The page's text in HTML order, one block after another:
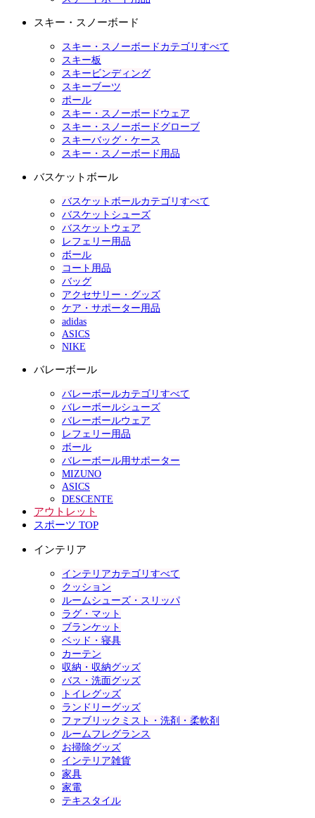
スキー・スノーボード
スキー・スノーボードカテゴリすべて
スキー板
スキービンディング
スキーブーツ
ポール
スキー・スノーボードウェア
スキー・スノーボードグローブ
スキーバッグ・ケース
スキー・スノーボード用品
バスケットボール
バスケットボールカテゴリすべて
バスケットシューズ
バスケットウェア
レフェリー用品
ボール
コート用品
バッグ
アクセサリー・グッズ
ケア・サポーター用品
adidas
ASICS
NIKE
バレーボール
バレーボールカテゴリすべて
バレーボールシューズ
バレーボールウェア
レフェリー用品
ボール
バレーボール用サポーター
MIZUNO
ASICS
DESCENTE
アウトレット
スポーツ TOP
インテリア
インテリアカテゴリすべて
クッション
ルームシューズ・スリッパ
ラグ・マット
ブランケット
ベッド・寝具
カーテン
収納・収納グッズ
バス・洗面グッズ
トイレグッズ
ランドリーグッズ
ファブリックミスト・洗剤・柔軟剤
ルームフレグランス
お掃除グッズ
インテリア雑貨
家具
家電
テキスタイル